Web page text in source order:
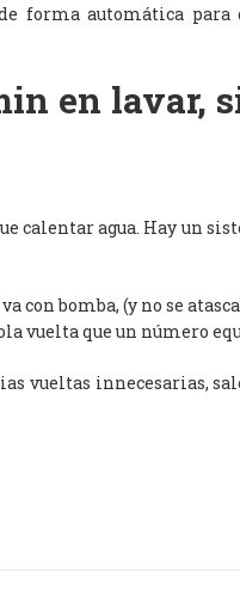
forma automática
en lavar,
calentar agua. Hay un
bomba, (y no se
vuelta que un número
vueltas innecesarias,